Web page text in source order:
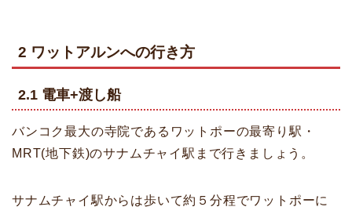
2 ワットアルンへの行き方
2.1 電車+渡し船
バンコク最大の寺院であるワットポーの最寄り駅・
MRT(地下鉄)のサナムチャイ駅まで行きましょう。
サナムチャイ駅からは歩いて約５分程でワットポーに